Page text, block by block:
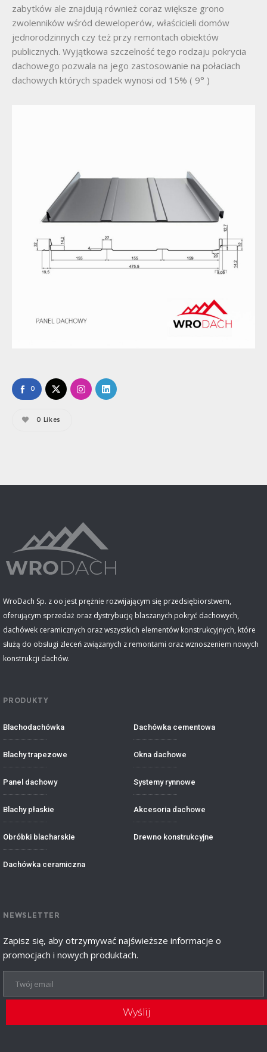
zabytków ale znajdują również coraz większe grono
zwolenników wśród deweloperów, właścicieli domów
jednorodzinnych czy też przy remontach obiektów
publicznych. Wyjątkowa szczelność tego rodzaju pokrycia
dachowego pozwala na jego zastosowanie na połaciach
dachowych których spadek wynosi od 15% ( 9° )
0
0 Likes
WroDach Sp. z oo jest prężnie rozwijającym się przedsiębiorstwem,
oferującym sprzedaż oraz dystrybucję blaszanych pokryć dachowych,
dachówek ceramicznych oraz wszystkich elementów konstrukcyjnych, które
służą do obsługi zleceń związanych z remontami oraz wznoszeniem nowych
konstrukcji dachów.
PRODUKTY
Blachodachówka
Blachy trapezowe
Panel dachowy
Blachy płaskie
Obróbki blacharskie
Dachówka ceramiczna
Dachówka cementowa
Okna dachowe
Systemy rynnowe
Akcesoria dachowe
Drewno konstrukcyjne
NEWSLETTER
Zapisz się, aby otrzymywać najświeższe informacje o
promocjach i nowych produktach.
Wyślij